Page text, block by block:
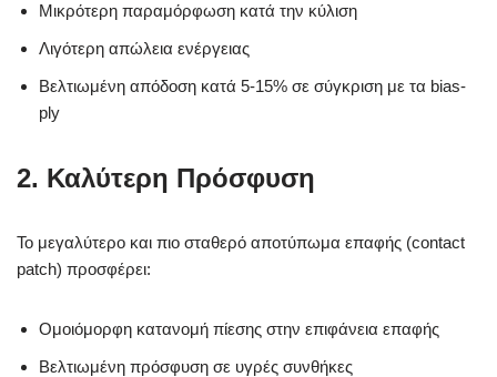
Μικρότερη παραμόρφωση κατά την κύλιση
Λιγότερη απώλεια ενέργειας
Βελτιωμένη απόδοση κατά 5-15% σε σύγκριση με τα bias-
ply
2. Καλύτερη Πρόσφυση
Το μεγαλύτερο και πιο σταθερό αποτύπωμα επαφής (contact
patch) προσφέρει:
Ομοιόμορφη κατανομή πίεσης στην επιφάνεια επαφής
Βελτιωμένη πρόσφυση σε υγρές συνθήκες